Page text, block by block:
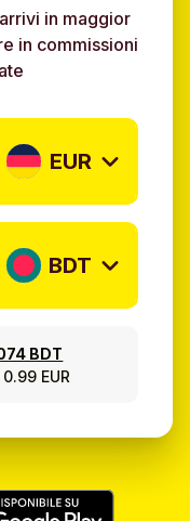
in maggior
in commissioni
EUR
BDT
BDT
EUR